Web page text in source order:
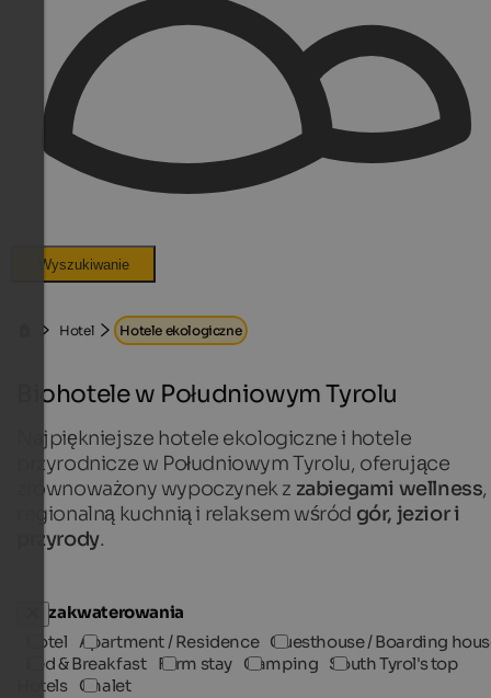
Wyszukiwanie
Hotel Hotele ekologiczne
Biohotele w Południowym Tyrolu
Najpiękniejsze hotele ekologiczne i hotele
przyrodnicze w Południowym Tyrolu, oferujące
zrównoważony wypoczynek z zabiegami wellness,
regionalną kuchnią i relaksem wśród gór, jezior i
przyrody.
Typ zakwaterowania
Hotel Apartment / Residence Guesthouse / Boarding
Bed & Breakfast Farm stay Camping South Tyrol's top
Hotels Chalet